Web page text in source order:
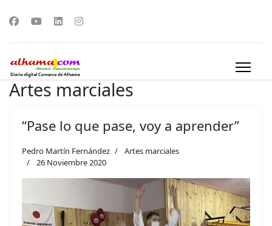
Artes marciales
“Pase lo que pase, voy a aprender”
Pedro Martín Fernández
Artes marciales
26 Noviembre 2020